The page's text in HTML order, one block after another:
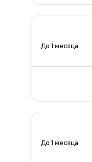
До 1 месяца
До 1 месяца